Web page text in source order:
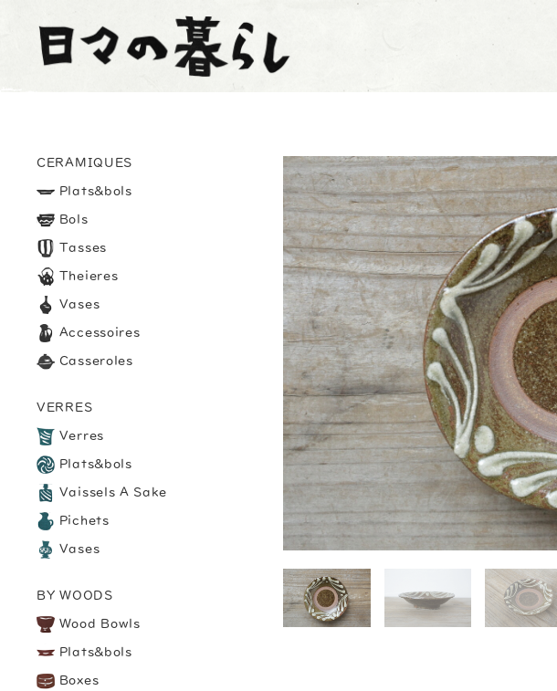
CERAMIQUES
Plats&bols
Bols
Tasses
Theieres
Vases
Accessoires
Casseroles
VERRES
Verres
Plats&bols
Vaissels A Sake
Pichets
Vases
BY WOODS
Wood Bowls
Plats&bols
Boxes